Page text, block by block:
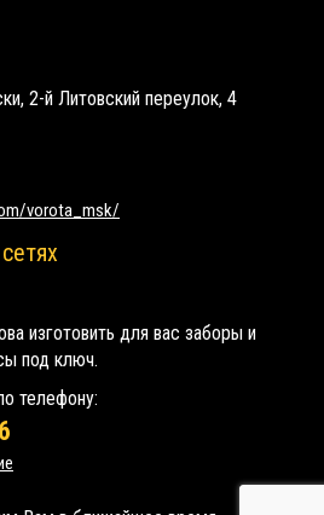
2-й Литовский переулок, 4
vorota_msk/
изготовить для вас заборы и
под ключ.
телефону: